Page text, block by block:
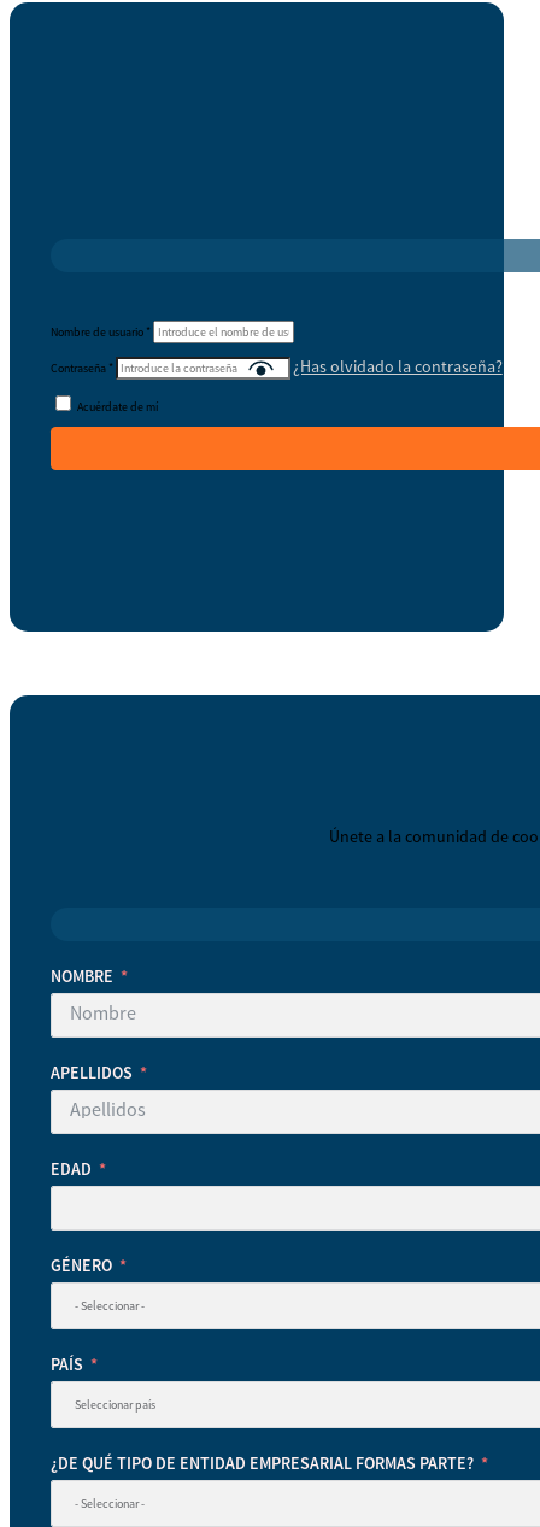
Nombre de usuario *
Contraseña * ¿Has olvidado la contraseña?
Acuérdate de mí
Únete a la comunidad de
NOMBRE
APELLIDOS
EDAD
GÉNERO
PAÍS
¿DE QUÉ TIPO DE ENTIDAD EMPRESARIAL FORMAS PARTE?